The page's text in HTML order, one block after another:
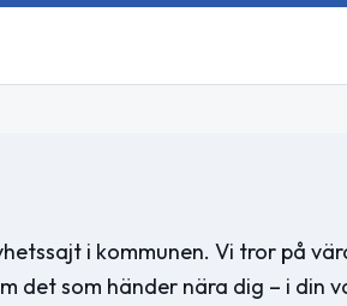
i kommunen. Vi tror på
det som händer nära dig – i din